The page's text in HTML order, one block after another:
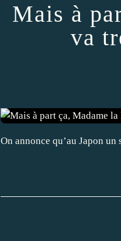
Mais à
va
On annonce qu’au Japon